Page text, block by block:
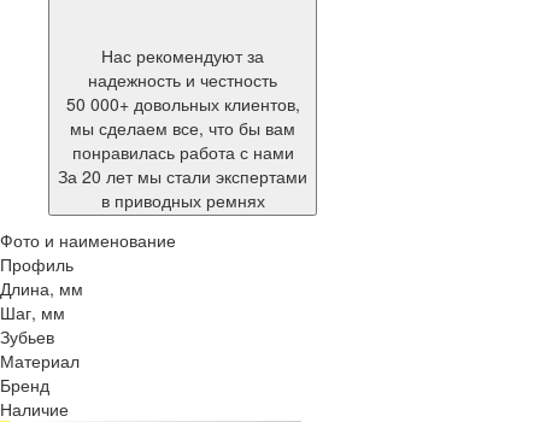
Нас рекомендуют за
надежность и честность
50 000+ довольных клиентов,
мы сделаем все, что бы вам
понравилась работа с нами
За 20 лет мы стали экспертами
в приводных ремнях
Фото и наименование
Профиль
Длина, мм
Шаг, мм
Зубьев
Материал
Бренд
Наличие